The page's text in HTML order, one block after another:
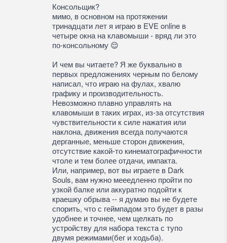
Консольщик?
мимо, в основном на протяжении
тринадцати лет я играю в EVE online в
четыре окна на клавомыши - вряд ли это
по-консольному 😌
И чем вы читаете? Я же буквально в
первых предложениях черным по белому
написал, что играю на фулах, хвалю
графику и производительность.
Невозможно плавно управлять на
клавомыши в таких играх, из-за отсутствия
чувствительности к силе нажатия или
наклона, движения всегда получаются
дерганные, меньше сторон движения,
отсутствие какой-то кинематографичности
чтоле и тем более отдачи, импакта.
Или, например, вот вы играете в Dark
Souls, вам нужно мееедленно пройти по
узкой балке или аккуратно подойти к
краешку обрыва -- я думаю вы не будете
спорить, что с геймпадом это будет в разы
удобнее и точнее, чем щелкать по
устройству для набора текста с тупо
двумя режимами(бег и ходьба).